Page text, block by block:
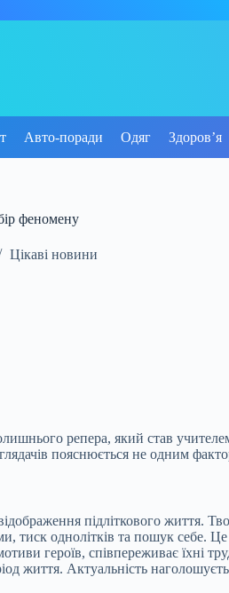
Авто-поради Одяг Здоров’я
феномену
Цікаві новини
репера, який став
пояснюється не одним
підліткового життя.
тиск однолітків та пошук себе.
героїв, співпереживає їхні
життя. Актуальність